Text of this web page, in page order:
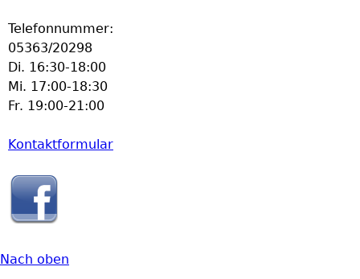
Telefonnummer:
05363/20298
Di. 16:30-18:00
Mi. 17:00-18:30
Fr. 19:00-21:00
Kontaktformular
Nach oben